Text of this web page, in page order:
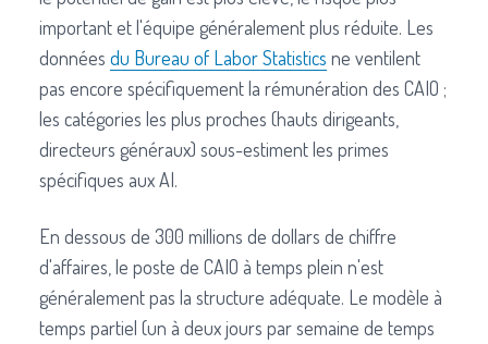
important et l'équipe généralement plus réduite. Les
données du Bureau of Labor Statistics ne ventilent
pas encore spécifiquement la rémunération des CAIO ;
les catégories les plus proches (hauts dirigeants,
directeurs généraux) sous-estiment les primes
spécifiques aux AI.
En dessous de 300 millions de dollars de chiffre
d'affaires, le poste de CAIO à temps plein n'est
généralement pas la structure adéquate. Le modèle à
temps partiel (un à deux jours par semaine de temps